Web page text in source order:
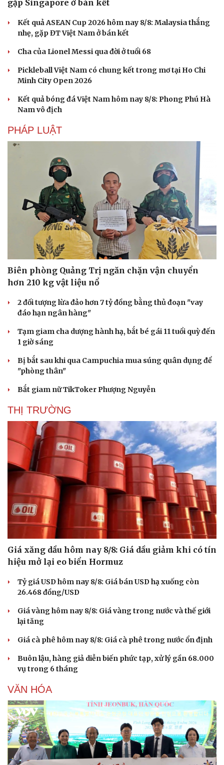
Cải chính
gặp Singapore ở bán kết
Kết quả ASEAN Cup 2026 hôm nay 8/8: Malaysia thắng
nhẹ, gặp ĐT Việt Nam ở bán kết
Cha của Lionel Messi qua đời ở tuổi 68
Pickleball Việt Nam có chung kết trong mơ tại Ho Chi
Minh City Open 2026
Kết quả bóng đá Việt Nam hôm nay 8/8: Phong Phú Hà
Nam vô địch
PHÁP LUẬT
Biên phòng Quảng Trị ngăn chặn vận chuyển
hơn 210 kg vật liệu nổ
2 đối tượng lừa đảo hơn 7 tỷ đồng bằng thủ đoạn "vay
đáo hạn ngân hàng"
Tạm giam cha dượng hành hạ, bắt bé gái 11 tuổi quỳ đến
1 giờ sáng
Bị bắt sau khi qua Campuchia mua súng quân dụng để
"phòng thân"
Bắt giam nữ TikToker Phượng Nguyễn
THỊ TRƯỜNG
Giá xăng dầu hôm nay 8/8: Giá dầu giảm khi có tín
hiệu mở lại eo biển Hormuz
Tỷ giá USD hôm nay 8/8: Giá bán USD hạ xuống còn
26.468 đồng/USD
Giá vàng hôm nay 8/8: Giá vàng trong nước và thế giới
lại tăng
Giá cà phê hôm nay 8/8: Giá cà phê trong nước ổn định
Buôn lậu, hàng giả diễn biến phức tạp, xử lý gần 68.000
vụ trong 6 tháng
VĂN HÓA